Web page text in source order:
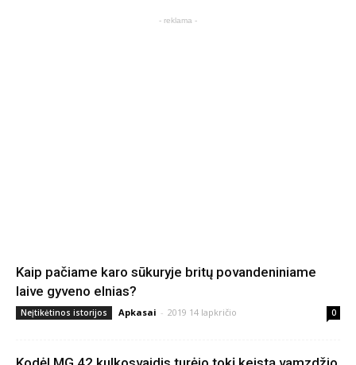
- reklama -
Kaip pačiame karo sūkuryje britų povandeniniame
laive gyveno elnias?
Neįtikėtinos istorijos Apkasai - 2019 14 lapkričio 0